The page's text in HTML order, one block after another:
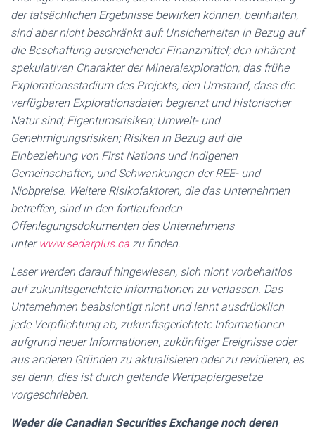
der tatsächlichen Ergebnisse bewirken können, beinhalten,
sind aber nicht beschränkt auf: Unsicherheiten in Bezug auf
die Beschaffung ausreichender Finanzmittel; den inhärent
spekulativen Charakter der Mineralexploration; das frühe
Explorationsstadium des Projekts; den Umstand, dass die
verfügbaren Explorationsdaten begrenzt und historischer
Natur sind; Eigentumsrisiken; Umwelt- und
Genehmigungsrisiken; Risiken in Bezug auf die
Einbeziehung von First Nations und indigenen
Gemeinschaften; und Schwankungen der REE- und
Niobpreise. Weitere Risikofaktoren, die das Unternehmen
betreffen, sind in den fortlaufenden
Offenlegungsdokumenten des Unternehmens
unter www.sedarplus.ca zu finden.
Leser werden darauf hingewiesen, sich nicht vorbehaltlos
auf zukunftsgerichtete Informationen zu verlassen. Das
Unternehmen beabsichtigt nicht und lehnt ausdrücklich
jede Verpflichtung ab, zukunftsgerichtete Informationen
aufgrund neuer Informationen, zukünftiger Ereignisse oder
aus anderen Gründen zu aktualisieren oder zu revidieren, es
sei denn, dies ist durch geltende Wertpapiergesetze
vorgeschrieben.
Weder die Canadian Securities Exchange noch deren